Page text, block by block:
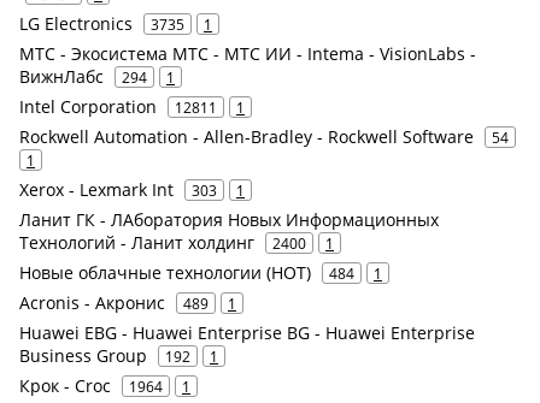
LG Electronics 3735 1
МТС - Экосистема МТС - МТС ИИ - Intema - VisionLabs -
ВижнЛабс
294 1
Intel Corporation 12811 1
Rockwell Automation - Allen-Bradley - Rockwell Software
54
1
Xerox - Lexmark Int 303 1
Ланит ГК - ЛАборатория Новых Информационных
Технологий - Ланит холдинг
2400 1
Новые облачные технологии (НОТ) 484 1
Acronis - Акронис 489 1
Huawei EBG - Huawei Enterprise BG - Huawei Enterprise
Business Group
192 1
Крок - Croc 1964 1